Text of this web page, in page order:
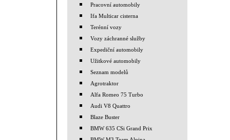
Pracovní automobily
Ifa Multicar cisterna
Terénní vozy
Vozy záchranné služby
Expediční automobily
Užitkové automobily
Seznam modelů
Agrotraktor
Alfa Romeo 75 Turbo
Audi V8 Quattro
Blaze Buster
BMW 635 CSi Grand Prix